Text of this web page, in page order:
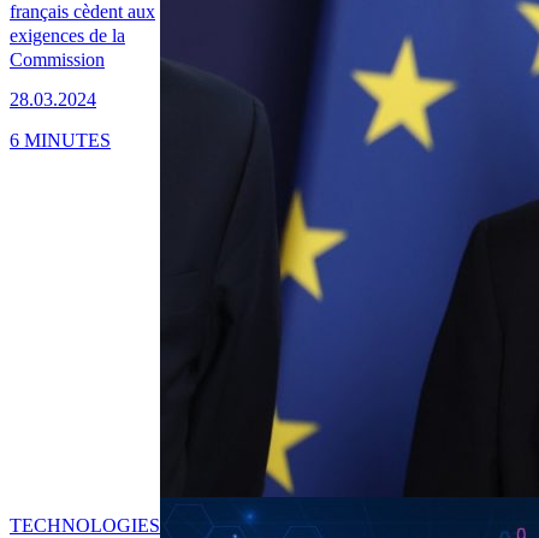
français cèdent aux
exigences de la
Commission
28.03.2024
6 MINUTES
TECHNOLOGIES